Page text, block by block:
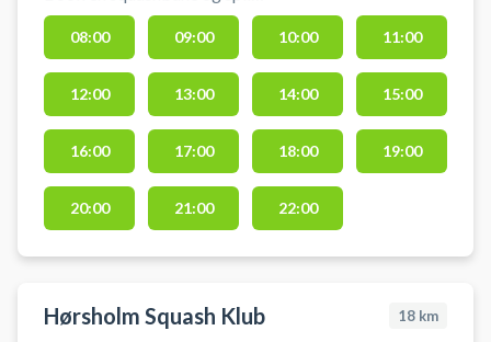
squash i Birkerød. Squashbanen
lejes uden yderligere udstyr, så
husk at medbringe bolde og
ketchere. Der er mulighed for
omklædning og bad.
08:00 09:00 10:00 11:00
12:00 13:00 14:00 15:00
16:00 17:00 18:00 19:00
20:00 21:00 22:00
Hørsholm Squash Klub 18 km